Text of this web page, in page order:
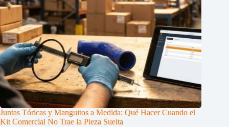
Juntas Tóricas y Manguitos a Medida: Qué Hacer Cuando el
Kit Comercial No Trae la Pieza Suelta